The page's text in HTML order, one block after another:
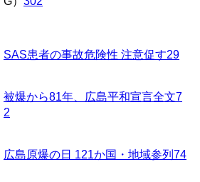
SAS患者の事故危険性 注意促す29
被爆から81年、広島平和宣言全文7
2
広島原爆の日 121か国・地域参列 74